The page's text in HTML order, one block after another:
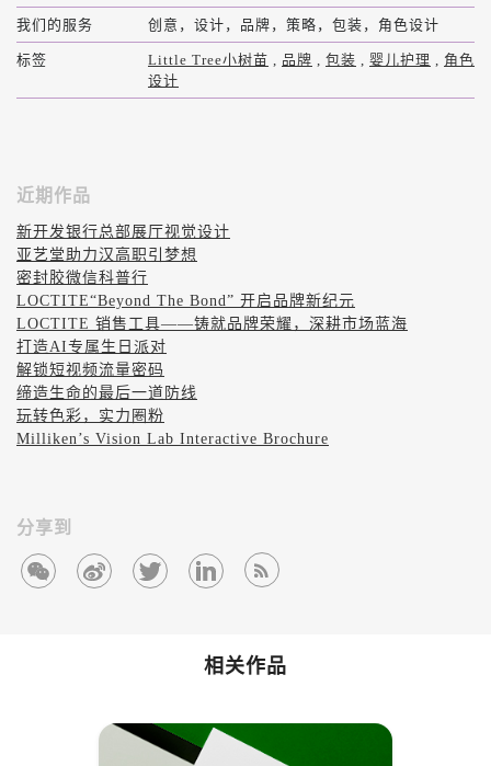
我们的服务 创意，设计，品牌，策略，包装，角色设计
标签 Little Tree小树苗 , 品牌 , 包装 , 婴儿护理 , 角色
设计
近期作品
新开发银行总部展厅视觉设计
亚艺堂助力汉高职引梦想
密封胶微信科普行
LOCTITE“Beyond The Bond” 开启品牌新纪元
LOCTITE 销售工具——铸就品牌荣耀，深耕市场蓝海
打造AI专属生日派对
解锁短视频流量密码
缔造生命的最后一道防线
玩转色彩，实力圈粉
Milliken’s Vision Lab Interactive Brochure
分享到
相关作品